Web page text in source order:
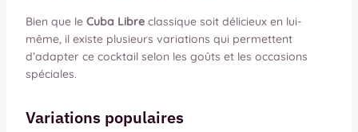
Bien que le Cuba Libreclassique soit délicieux en lui-
même, il existe plusieurs variations qui permettent
d’adapter ce cocktail selon les goûts et les occasions
spéciales.
Variations populaires